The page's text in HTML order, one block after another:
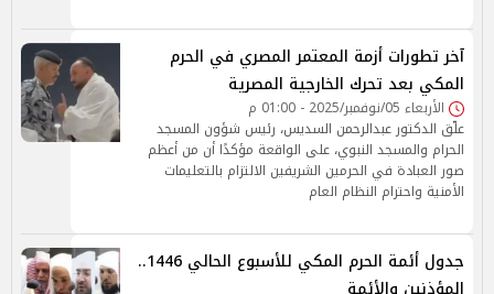
آخر تطورات أزمة المعتمر المصري في الحرم
المكي بعد تحرك الخارجية المصرية
الأربعاء 05/نوفمبر/2025 - 01:00 م
علّق الدكتور عبدالرحمن السديس، رئيس شؤون المسجد
الحرام والمسجد النبوي، على الواقعة مؤكدًا أن من أعظم
صور العبادة في الحرمين الشريفين الالتزام بالتعليمات
الأمنية واحترام النظام العام
جدول أئمة الحرم المكي للأسبوع الحالي 1446..